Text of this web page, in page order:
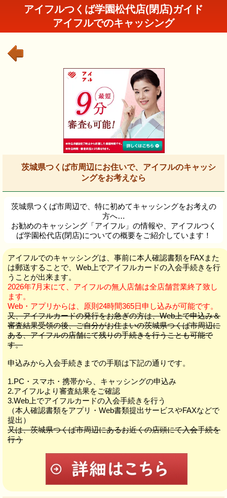
アイフルつくば学園松代店(閉店)ガイド
アイフルでのキャッシング
茨城県つくば市周辺にお住いで、アイフルのキャッシ
ングをお考えなら
茨城県つくば市周辺で、特に初めてキャッシングをお考えの
方へ…
お勧めのキャッシング「アイフル」の情報や、アイフルつく
ば学園松代店(閉店)についての概要をご紹介しています！
アイフルでのキャッシングは、事前に本人確認書類をFAXまた
は郵送することで、Web上でアイフルカードの入会手続きを行
うことが出来ます。
2026年7月末にて、アイフルの無人店舗は全店舗営業終了致し
ます。
Web・アプリからは、原則24時間365日申し込みが可能です。
又、アイフルカードの発行をお急ぎの方は、Web上で申込み＆
審査結果受領の後、ご自分がお住まいの茨城県つくば市周辺に
ある、アイフルの店舗にて残りの手続きを行うことも可能で
す。
申込みから入会手続きまでの手順は下記の通りです。
1.PC・スマホ・携帯から、キャッシングの申込み
2.アイフルより審査結果をご確認
3.Web上でアイフルカードの入会手続きを行う
（本人確認書類をアプリ・Web書類提出サービスやFAXなどで
提出）
又は、茨城県つくば市周辺にあるお近くの店頭にて入会手続を
行う